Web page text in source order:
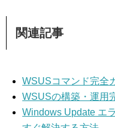
関連記事
WSUSコマンド完全
WSUSの構築・運用
Windows Update エ